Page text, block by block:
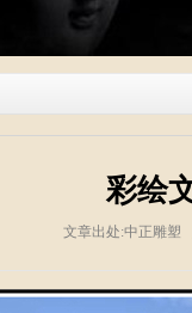
彩绘
文章出处:中正雕塑